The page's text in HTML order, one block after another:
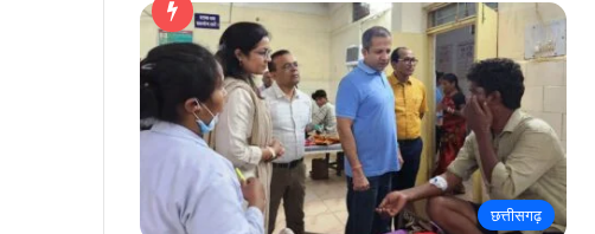
छत्तीसगढ़